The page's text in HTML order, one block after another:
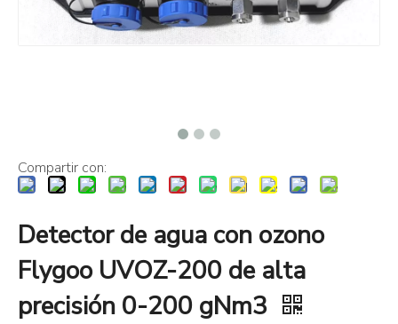
Compartir con:
Detector de agua con ozono
Flygoo UVOZ-200 de alta
precisión 0-200 gNm3